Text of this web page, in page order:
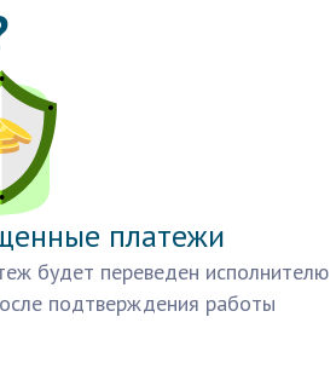
платежи
будет переведен исполнителю
подтверждения работы